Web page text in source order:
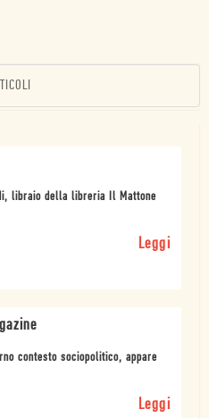
libraio della libreria Il Mattone
Leggi
contesto sociopolitico, appare
Leggi